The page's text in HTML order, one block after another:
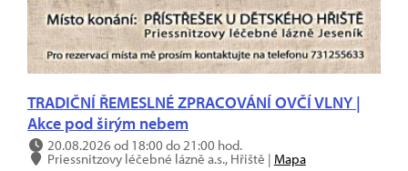
TRADIČNÍ ŘEMESLNÉ ZPRACOVÁNÍ OVČÍ VLNY |
Akce pod širým nebem
20.08.2026 od 18:00 do 21:00 hod.
Priessnitzovy léčebné lázně a.s., Hřiště | Mapa